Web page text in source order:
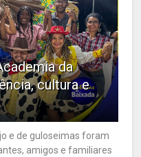
da
cultura e
e de guloseimas foram
amigos e familiares